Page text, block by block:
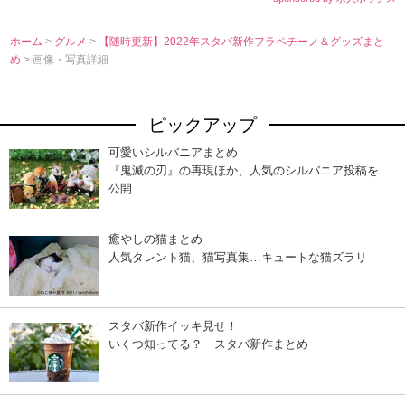
ホーム > グルメ>
【随時更新】2022年スタバ新作フラペチーノ＆グッズまと
め> 画像・写真詳細
ピックアップ
可愛いシルバニアまとめ
『鬼滅の刃』の再現ほか、人気のシルバニア投稿を
公開
癒やしの猫まとめ
人気タレント猫、猫写真集…キュートな猫ズラリ
スタバ新作イッキ見せ！
いくつ知ってる？ スタバ新作まとめ